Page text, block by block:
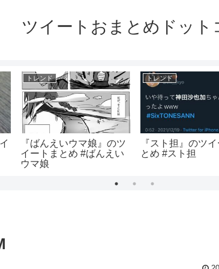
ツイートおまとめドット
トレンド
『ばんえいウマ娘』のツ
イートまとめ #ばんえい
ウマ娘
トレンド
『スト担』のツ
とめ #スト担